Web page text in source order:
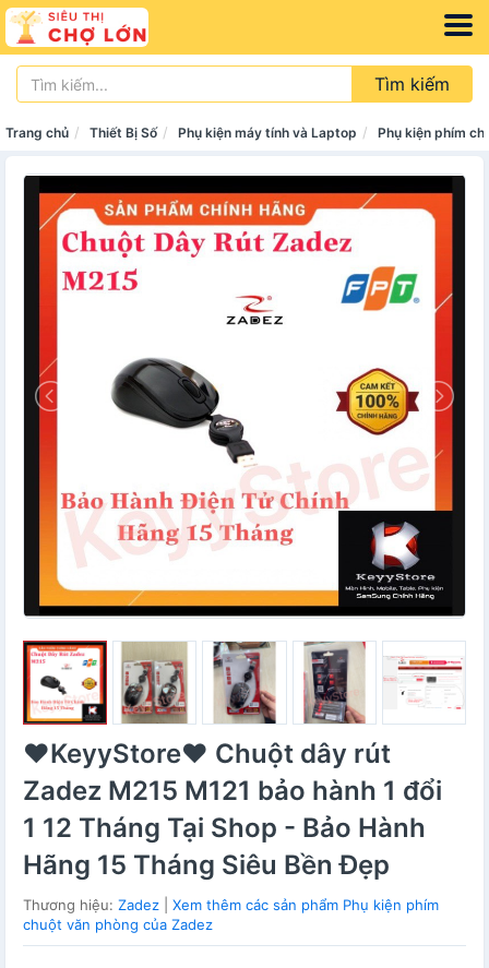
Tìm kiếm
Trang chủ Thiết Bị Số Phụ kiện máy tính và Laptop Phụ kiện phím
❤️KeyyStore❤️ Chuột dây rút
Zadez M215 M121 bảo hành 1 đổi
1 12 Tháng Tại Shop - Bảo Hành
Hãng 15 Tháng Siêu Bền Đẹp
Thương hiệu: Zadez
Xem thêm các sản phẩm Phụ kiện phím
chuột văn phòng của Zadez